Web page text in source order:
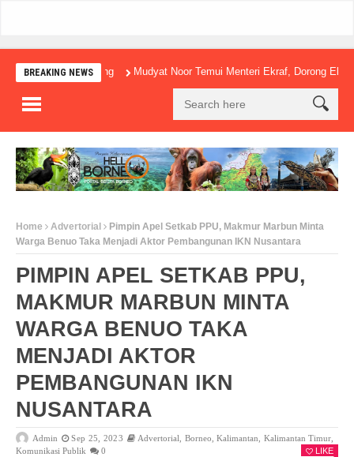
BREAKING NEWS Mudyat Noor Temui Menteri Ekraf, Dorong Ekonomi
Home Advertorial
Pimpin Apel Setkab PPU, Makmur Marbun Minta
Warga Benuo Taka Menjadi Aktor Pembangunan IKN Nusantara
PIMPIN APEL SETKAB PPU,
MAKMUR MARBUN MINTA
WARGA BENUO TAKA
MENJADI AKTOR
PEMBANGUNAN IKN
NUSANTARA
Admin Sep 25, 2023 Advertorial, Borneo,Kalimantan,Kalimantan Timur,
Komunikasi Publik
0 LIKE